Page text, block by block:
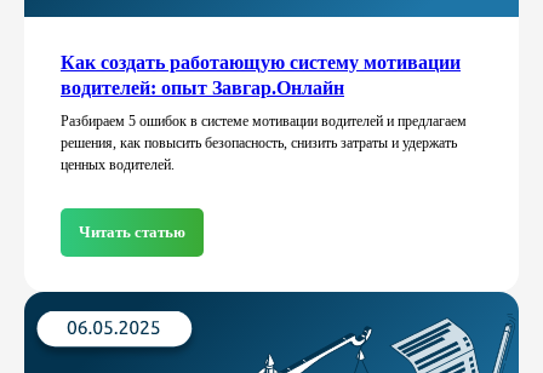
Как создать работающую систему мотивации
водителей: опыт Завгар.Онлайн
Разбираем 5 ошибок в системе мотивации водителей и предлагаем
решения, как повысить безопасность, снизить затраты и удержать
ценных водителей.
Читать статью